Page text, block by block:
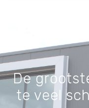
De
te veel